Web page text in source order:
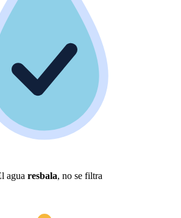
agua resbala, no se filtra